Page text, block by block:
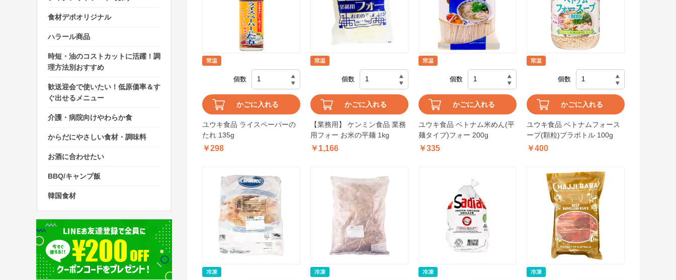
食材デポオリジナル
ハラール商品
時短・油のコストカットに活躍！調
理方法別おすすめ
歓送迎会で使いたい！低原価率＆す
ぐ出せるメニュー
介護・病院向けやわらか食
からだにやさしい食材・調味料
お酒に合わせたい
BBQ/キャンプ飯
韓国食材
ユウキ食品 ライスペーパーの
たれ 135g
￥298
個数
かごに入れる
【業務用】 ケンミン食品 業務
用フォー お米の平麺 1kg
￥1,166
個数
かごに入れる
ユウキ食品 ベトナム米めん(平
麺タイプ)フォー 200g
￥335
個数
かごに入れる
ユウキ食品 ベトナムフォース
ープ(顆粒)プラボトル 100g
￥400
個数
かごに入れる